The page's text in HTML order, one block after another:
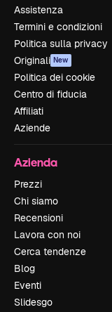
Assistenza
Termini e condizioni
Politica sulla privacy
Originali New
Politica dei cookie
Centro di fiducia
Affiliati
Aziende
Azienda
Prezzi
Chi siamo
Recensioni
Lavora con noi
Cerca tendenze
Blog
Eventi
Slidesgo